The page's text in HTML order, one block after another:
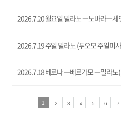
2026.7.20 월요일 밀라노 ㅡ노바라ㅡ세
2026.7.19 주일 밀라노 (두오모 주일미
2026.7.18 베로나 ㅡ베르가모 ㅡ밀라노
1 2 3 4 5 6 7